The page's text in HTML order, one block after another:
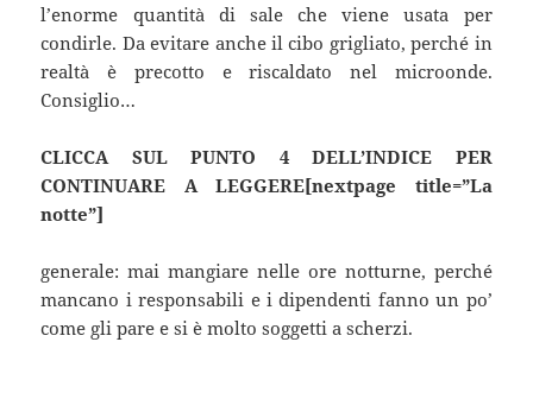
l’enorme quantità di sale che viene usata per
condirle. Da evitare anche il cibo grigliato, perché in
realtà è precotto e riscaldato nel microonde.
Consiglio…
CLICCA SUL PUNTO 4 DELL’INDICE PER
CONTINUARE A LEGGERE[nextpage title=”La
notte”]
generale: mai mangiare nelle ore notturne, perché
mancano i responsabili e i dipendenti fanno un po’
come gli pare e si è molto soggetti a scherzi.